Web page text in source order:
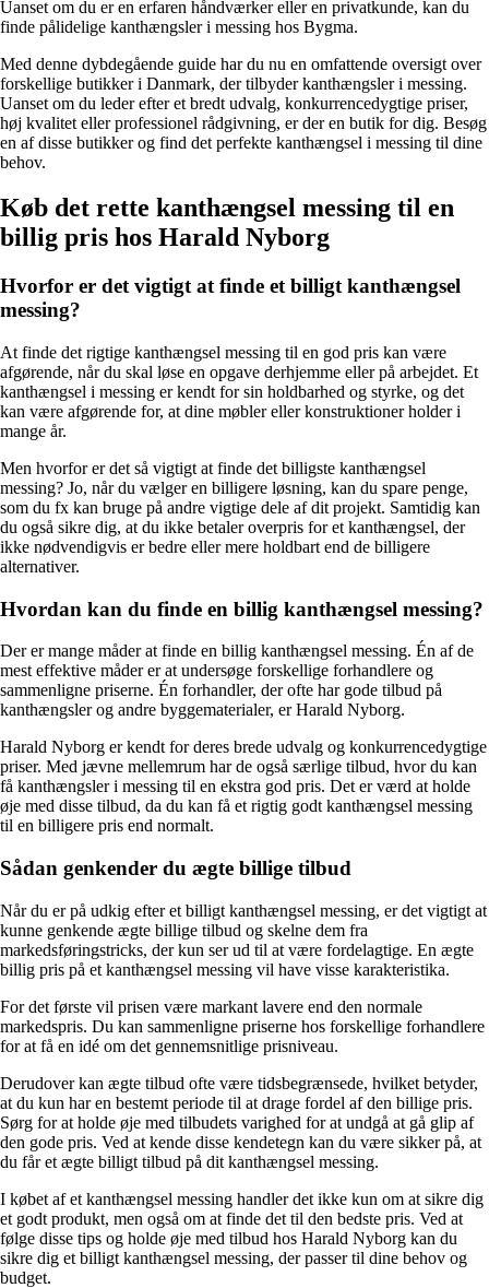
Uanset om du er en erfaren håndværker eller en privatkunde, kan du
finde pålidelige kanthængsler i messing hos Bygma.
Med denne dybdegående guide har du nu en omfattende oversigt over
forskellige butikker i Danmark, der tilbyder kanthængsler i messing.
Uanset om du leder efter et bredt udvalg, konkurrencedygtige priser,
høj kvalitet eller professionel rådgivning, er der en butik for dig. Besøg
en af disse butikker og find det perfekte kanthængsel i messing til dine
behov.
Køb det rette kanthængsel messing til en
billig pris hos Harald Nyborg
Hvorfor er det vigtigt at finde et billigt kanthængsel
messing?
At finde det rigtige kanthængsel messing til en god pris kan være
afgørende, når du skal løse en opgave derhjemme eller på arbejdet. Et
kanthængsel i messing er kendt for sin holdbarhed og styrke, og det
kan være afgørende for, at dine møbler eller konstruktioner holder i
mange år.
Men hvorfor er det så vigtigt at finde det billigste kanthængsel
messing? Jo, når du vælger en billigere løsning, kan du spare penge,
som du fx kan bruge på andre vigtige dele af dit projekt. Samtidig kan
du også sikre dig, at du ikke betaler overpris for et kanthængsel, der
ikke nødvendigvis er bedre eller mere holdbart end de billigere
alternativer.
Hvordan kan du finde en billig kanthængsel messing?
Der er mange måder at finde en billig kanthængsel messing. Én af de
mest effektive måder er at undersøge forskellige forhandlere og
sammenligne priserne. Én forhandler, der ofte har gode tilbud på
kanthængsler og andre byggematerialer, er Harald Nyborg.
Harald Nyborg er kendt for deres brede udvalg og konkurrencedygtige
priser. Med jævne mellemrum har de også særlige tilbud, hvor du kan
få kanthængsler i messing til en ekstra god pris. Det er værd at holde
øje med disse tilbud, da du kan få et rigtig godt kanthængsel messing
til en billigere pris end normalt.
Sådan genkender du ægte billige tilbud
Når du er på udkig efter et billigt kanthængsel messing, er det vigtigt at
kunne genkende ægte billige tilbud og skelne dem fra
markedsføringstricks, der kun ser ud til at være fordelagtige. En ægte
billig pris på et kanthængsel messing vil have visse karakteristika.
For det første vil prisen være markant lavere end den normale
markedspris. Du kan sammenligne priserne hos forskellige forhandlere
for at få en idé om det gennemsnitlige prisniveau.
Derudover kan ægte tilbud ofte være tidsbegrænsede, hvilket betyder,
at du kun har en bestemt periode til at drage fordel af den billige pris.
Sørg for at holde øje med tilbudets varighed for at undgå at gå glip af
den gode pris. Ved at kende disse kendetegn kan du være sikker på, at
du får et ægte billigt tilbud på dit kanthængsel messing.
I købet af et kanthængsel messing handler det ikke kun om at sikre dig
et godt produkt, men også om at finde det til den bedste pris. Ved at
følge disse tips og holde øje med tilbud hos Harald Nyborg kan du
sikre dig et billigt kanthængsel messing, der passer til dine behov og
budget.